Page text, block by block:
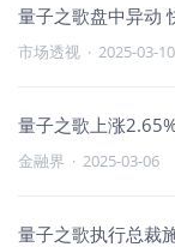
量子之歌盘中异动
市场透视 · 2025-03-10
量子之歌上涨
金融界 · 2025-03-06
量子之歌执行总裁